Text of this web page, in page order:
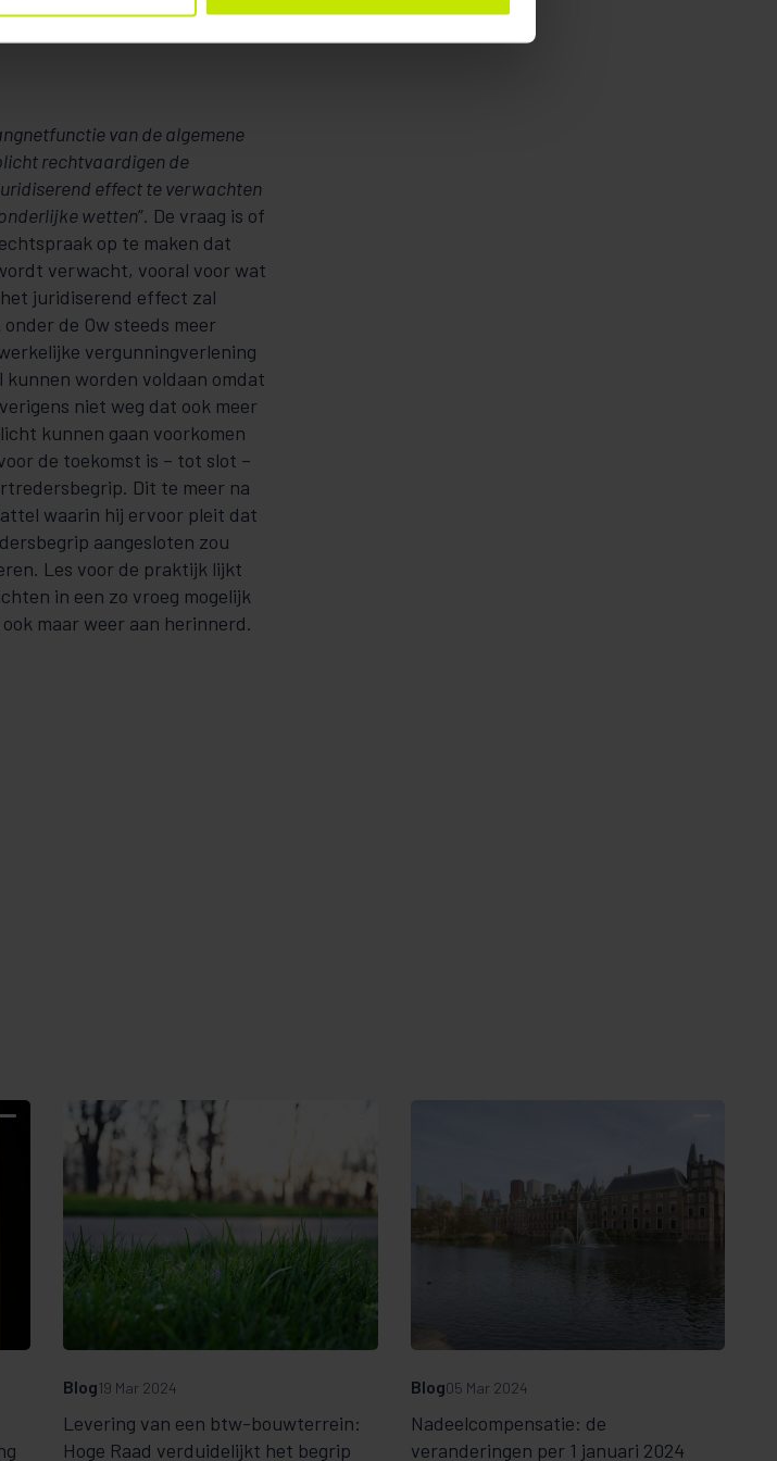
van de algemene
rechtvaardigen de
effect te verwachten
wetten”. De vraag is of
op te maken dat
verwacht, vooral voor wat
juridiserend effect zal
de Ow steeds meer
vergunningverlening
worden voldaan omdat
niet weg dat ook meer
kunnen gaan voorkomen
de toekomst is – tot slot –
Dit te meer na
waarin hij ervoor pleit dat
aangesloten zou
Les voor de praktijk lijkt
in een zo vroeg mogelijk
maar weer aan herinnerd.
Levering van een btw-bouwterrein:
Hoge Raad verduidelijkt het begrip
Blog19 Mar 2024
Nadeelcompensatie: de
veranderingen per 1 januari 2024
Blog05 Mar 2024